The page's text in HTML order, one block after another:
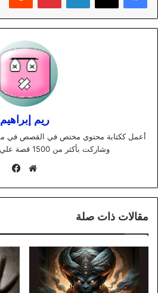
ريم إبراهيم
وشاركت بأكثر من 1500 قصة علي مدار سنين عملي.
موقع
مقالات ذات صلة